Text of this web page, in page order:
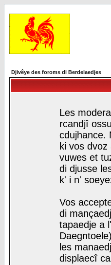
Djivêye des foroms di Berdelaedjes
Les
rcandjî
cdujhance.
ki vos
vuwes et
di djusse
k' i n'
Vos
di
tapaedje a
les
displaecî